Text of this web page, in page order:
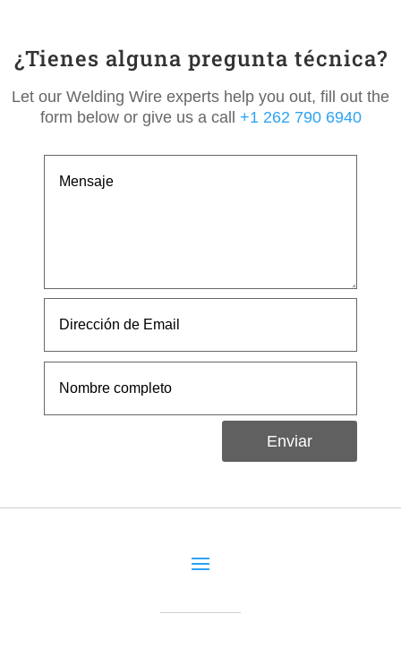
¿Tienes alguna pregunta técnica?
Let our Welding Wire experts help you out, fill out the
form below or give us a call +1 262 790 6940
Enviar